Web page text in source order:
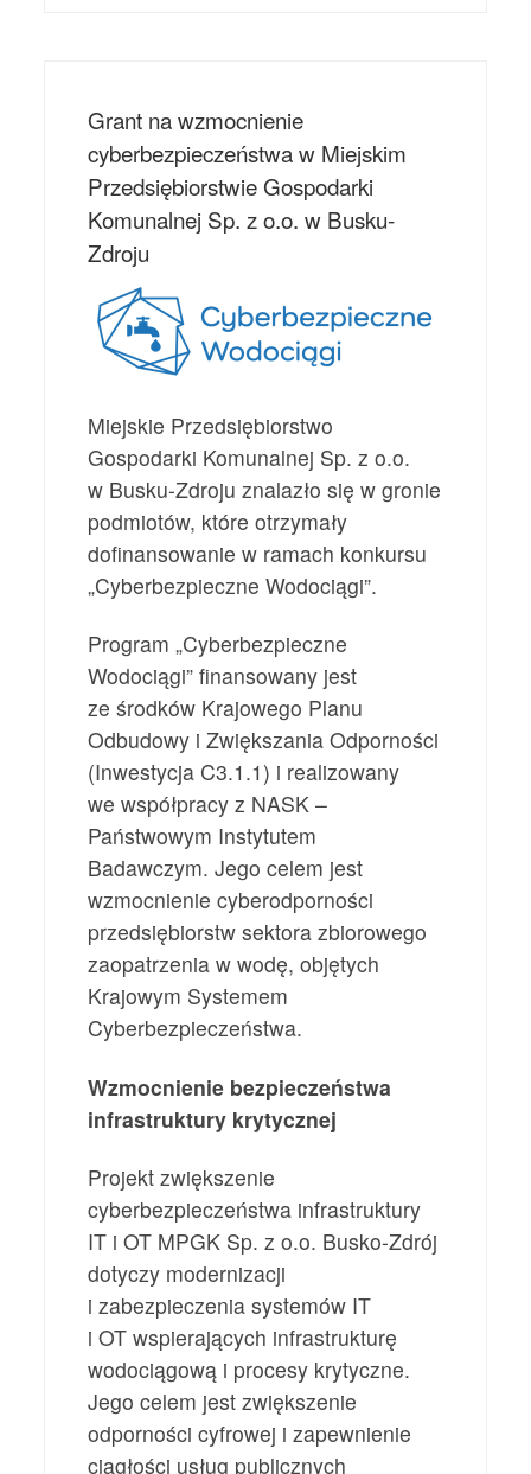
Grant na wzmocnienie
cyberbezpieczeństwa w Miejskim
Przedsiębiorstwie Gospodarki
Komunalnej Sp. z o.o. w Busku-
Zdroju
Miejskie Przedsiębiorstwo
Gospodarki Komunalnej Sp. z o.o.
w Busku-Zdroju znalazło się w gronie
podmiotów, które otrzymały
dofinansowanie w ramach konkursu
„Cyberbezpieczne Wodociągi”.
Program „Cyberbezpieczne
Wodociągi” finansowany jest
ze środków Krajowego Planu
Odbudowy i Zwiększania Odporności
(Inwestycja C3.1.1) i realizowany
we współpracy z NASK –
Państwowym Instytutem
Badawczym. Jego celem jest
wzmocnienie cyberodporności
przedsiębiorstw sektora zbiorowego
zaopatrzenia w wodę, objętych
Krajowym Systemem
Cyberbezpieczeństwa.
Wzmocnienie bezpieczeństwa
infrastruktury krytycznej
Projekt zwiększenie
cyberbezpieczeństwa infrastruktury
IT i OT MPGK Sp. z o.o. Busko-Zdrój
dotyczy modernizacji
i zabezpieczenia systemów IT
i OT wspierających infrastrukturę
wodociągową i procesy krytyczne.
Jego celem jest zwiększenie
odporności cyfrowej i zapewnienie
ciągłości usług publicznych